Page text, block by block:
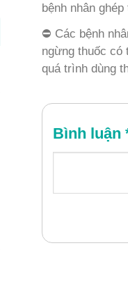
bệnh nhân
⛔ Các bệnh
ngừng thuốc có
quá trình dùng
Bình luận